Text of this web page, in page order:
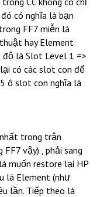
có nghĩa là bạn
FF7 miễn là
hay Element
là Slot Level 1 =>
có các slot con để
ô slot con nghĩa là
trong trận
vậy) , phải sang
muốn restore lại HP
lá Element (như
lần. Tiếp theo là